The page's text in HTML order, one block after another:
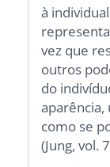
à
vez que
outros
do
como se
(Jung, vol.